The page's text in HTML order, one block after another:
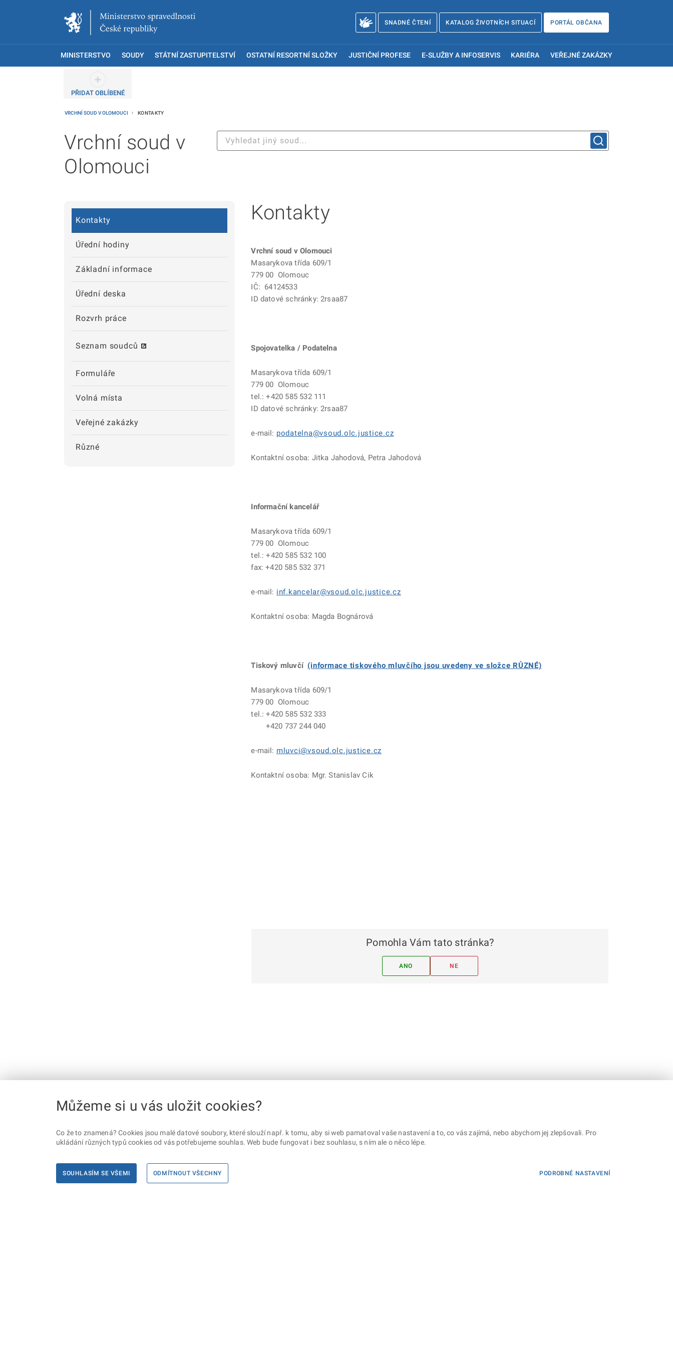
SNADNÉ ČTENÍ KATALOG ŽIVOTNÍCH SITUACÍ PORTÁL OBČANA
MINISTERSTVO SOUDY STÁTNÍ ZASTUPITELSTVÍ OSTATNÍ RESORTNÍ SLOŽKY JUSTIČNÍ PROFESE E-SLUŽBY A INFOSERVIS KARIÉRA VEŘEJNÉ ZAKÁZKY
PŘIDAT OBLÍBENÉ
VRCHNÍ SOUD V OLOMOUCI KONTAKTY
Vrchní soud v
Olomouci
Kontakty
Úřední hodiny
Základní informace
Úřední deska
Rozvrh práce
Seznam soudců
Formuláře
Volná místa
Veřejné zakázky
Různé
Kontakty
Vrchní soud v Olomouci
Masarykova třída 609/1
779 00 Olomouc
IČ: 64124533
ID datové schránky: 2rsaa87
Spojovatelka / Podatelna
Masarykova třída 609/1
779 00 Olomouc
tel.: +420 585 532 111
ID datové schránky: 2rsaa87
e-mail: podatelna@vsoud.olc.justice.cz
Kontaktní osoba: Jitka Jahodová, Petra Jahodová
Informační kancelář
Masarykova třída 609/1
779 00 Olomouc
tel.: +420 585 532 100
fax: +420 585 532 371
e-mail: inf.kancelar@vsoud.olc.justice.cz
Kontaktní osoba: Magda Bognárová
Tiskový mluvčí (informace tiskového mluvčího jsou uvedeny ve složce RŮZNÉ)
Masarykova třída 609/1
779 00 Olomouc
tel.: +420 585 532 333
+420 737 244 040
e-mail: mluvci@vsoud.olc.justice.cz
Kontaktní osoba: Mgr. Stanislav Cik
Pomohla Vám tato stránka?
ANO NE
Můžeme si u vás uložit cookies?
Co že to znamená? Cookies jsou malé datové soubory, které slouží např. k tomu, aby si web pamatoval vaše nastavení a to, co vás zajímá, nebo abychom jej zlepšovali. Pro
ukládání různých typů cookies od vás potřebujeme souhlas. Web bude fungovat i bez souhlasu, s ním ale o něco lépe.
SOUHLASÍM SE VŠEMI ODMÍTNOUT VŠECHNY PODROBNÉ NASTAVENÍ